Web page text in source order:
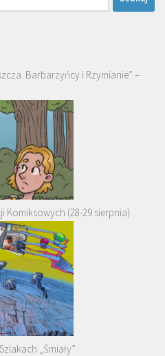
Barbarzyńcy i Rzymianie” –
Komiksowych (28-29 sierpnia)
„Śmiały”